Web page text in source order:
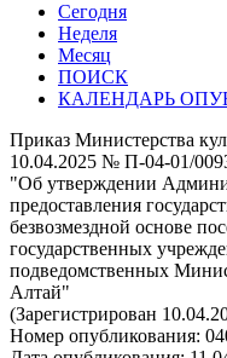
Сегодня
Неделя
Месяц
ПОИСК
КАЛЕНДАРЬ
Приказ Министерства
10.04.2025 № П-04-01/
"Об утверждении
предоставления
безвозмездной основе
государственных
подведомственных
Алтай"
(Зарегистрирован
Номер опубликования: